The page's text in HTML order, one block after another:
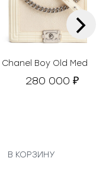
Chanel Boy Old Medium
280 000₽
В КОРЗИНУ
›